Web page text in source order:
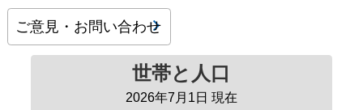
ご意見・お問い合わせ
世帯と人口
2026年7月1日 現在